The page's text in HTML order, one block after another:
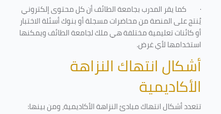
· كما يقر المدرب بجامعة الطائف أن كل محتوى إلكتروني
يُنتج على المنصة من محاضرات مسجلة أو بنوك أسئلة الاختبار
أو كائنات تعليمية مختلفة هي ملك لجامعة الطائف ويمكنها
استخدامها لأي غرض.
أشكال انتهاك النزاهة
الأكاديمية
تتعدد أشكال انتهاك مبادئ النزاهة الأكاديمية، ومن بينها: